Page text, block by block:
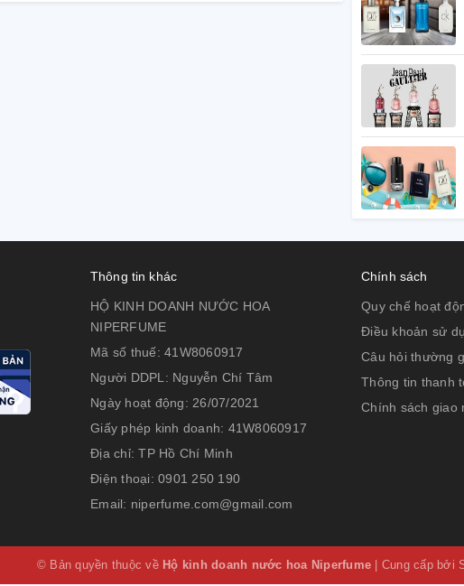
Thông tin khác
HỘ KINH DOANH NƯỚC HOA
NIPERFUME
Mã số thuế: 41W8060917
Người DDPL: Nguyễn Chí Tâm
Ngày hoạt động: 26/07/2021
Giấy phép kinh doanh: 41W8060917
Địa chỉ:TP Hồ Chí Minh
Điện thoại: 0901 250 190
Email: niperfume.com@gmail.com
Chính sách
Quy chế hoạt
Điều khoản sử
Câu hỏi thường
Thông tin thanh
Chính sách giao
© Bản quyền thuộc về Hộ kinh doanh nước hoa Niperfume Cung cấp bởi